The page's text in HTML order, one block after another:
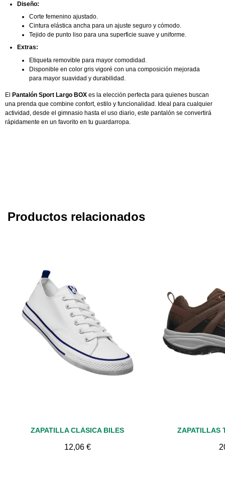
Diseño:
Corte femenino ajustado.
Cintura elástica ancha para un ajuste seguro y cómodo.
Tejido de punto liso para una superficie suave y uniforme.
Extras:
Etiqueta removible para mayor comodidad.
Disponible en color gris vigoré con una composición mejorada
para mayor suavidad y durabilidad.
El Pantalón Sport Largo BOX es la elección perfecta para quienes buscan
una prenda que combine confort, estilo y funcionalidad. Ideal para cualquier
actividad, desde el gimnasio hasta el uso diario, este pantalón se convertirá
rápidamente en un favorito en tu guardarropa.
Productos relacionados
Vista rápida
ZAPATILLA CLÁSICA BILES
12,06 €
ZAPATILLAS